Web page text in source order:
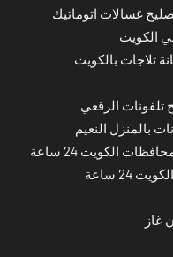
غسالات اتوماتيك
الكويت
ثلاجات بالكويت
الرقعي
بالمنزل النعيم
الكويت 24 ساعة
ساعة
غاز